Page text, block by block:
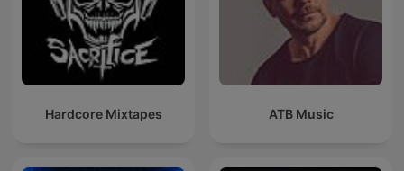
Hardcore Mixtapes ATB Music